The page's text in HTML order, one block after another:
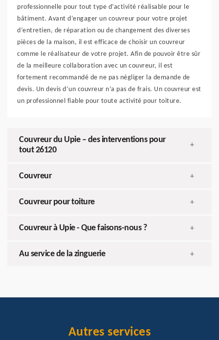
professionnelle pour tout type d’activité réalisable pour le
bâtiment. Avant d’engager un couvreur pour votre projet
d’entretien, de réparation ou de changement des diverses
pièces de la maison, il est efficace de choisir un couvreur
comme le réalisateur de votre projet. Afin de pouvoir être sûr
de la meilleure collaboration avec un couvreur, il est
fortement recommandé de ne pas négliger la demande de
devis. Un devis d’un couvreur n’a pas de frais. Un couvreur est
un professionnel fiable pour toute activité pour toiture.
Couvreur du Upie – des interventions pour
tout 26120
+
Couvreur +
Couvreur pour toiture +
Couvreur à Upie - Que faisons-nous ? +
Au service de la zinguerie +
Autres services